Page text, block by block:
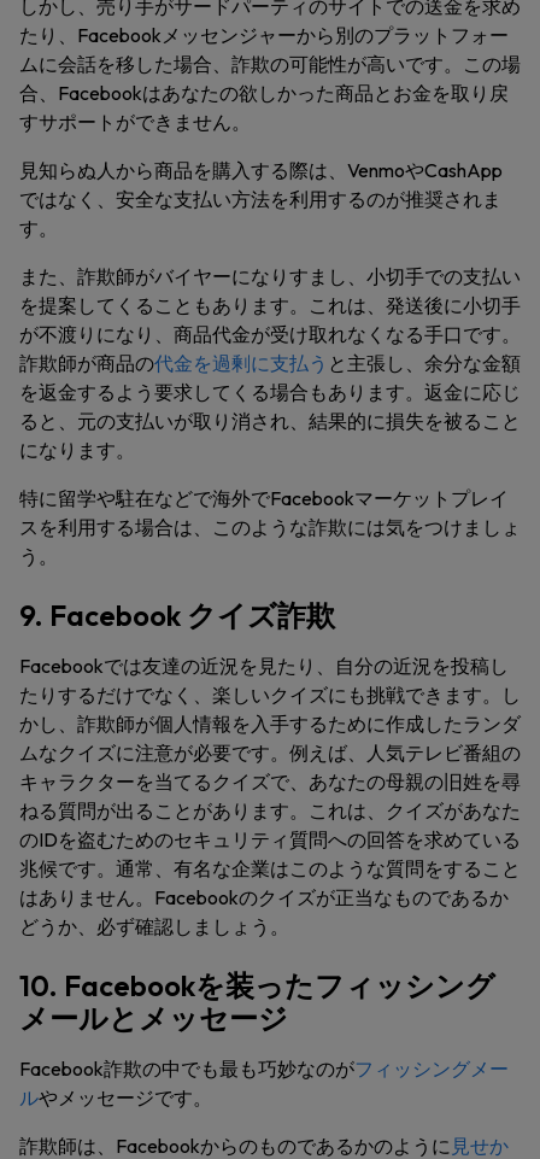
しかし、売り手がサードパーティのサイトでの送金を求め
たり、Facebookメッセンジャーから別のプラットフォー
ムに会話を移した場合、詐欺の可能性が高いです。この場
合、Facebookはあなたの欲しかった商品とお金を取り戻
すサポートができません。
見知らぬ人から商品を購入する際は、VenmoやCashApp
ではなく、安全な支払い方法を利用するのが推奨されま
す。
また、詐欺師がバイヤーになりすまし、小切手での支払い
を提案してくることもあります。これは、発送後に小切手
が不渡りになり、商品代金が受け取れなくなる手口です。
詐欺師が商品の代金を過剰に支払う と主張し、余分な金額
を返金するよう要求してくる場合もあります。返金に応じ
ると、元の支払いが取り消され、結果的に損失を被ること
になります。
特に留学や駐在などで海外でFacebookマーケットプレイ
スを利用する場合は、このような詐欺には気をつけましょ
う。
9. Facebook クイズ詐欺
Facebookでは友達の近況を見たり、自分の近況を投稿し
たりするだけでなく、楽しいクイズにも挑戦できます。し
かし、詐欺師が個人情報を入手するために作成したランダ
ムなクイズに注意が必要です。例えば、人気テレビ番組の
キャラクターを当てるクイズで、あなたの母親の旧姓を尋
ねる質問が出ることがあります。これは、クイズがあなた
のIDを盗むためのセキュリティ質問への回答を求めている
兆候です。通常、有名な企業はこのような質問をすること
はありません。Facebookのクイズが正当なものであるか
どうか、必ず確認しましょう。
10. Facebookを装ったフィッシング
メールとメッセージ
Facebook詐欺の中でも最も巧妙なのがフィッシングメー
ルやメッセージです。
詐欺師は、Facebookからのものであるかのように 見せか